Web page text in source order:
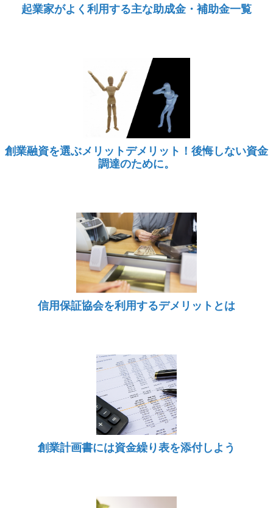
起業家がよく利用する主な助成金・補助金一覧
創業融資を選ぶメリットデメリット！後悔しない資金
調達のために。
信用保証協会を利用するデメリットとは
創業計画書には資金繰り表を添付しよう